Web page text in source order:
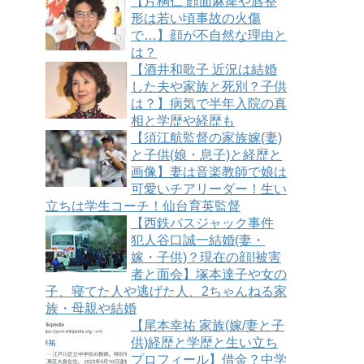
形は若い頃事故の火傷
で…】顔が不自然な理由と
は？
【酒井和歌子 近況は結婚
した夫や家族と死別？子供
は？】病気で半年入院の真
相と学歴や経歴も
【須江航監督の家族嫁(妻)
と子供(娘・息子)と経歴と
画像】妻は音楽教師で娘は
可愛いチアリーダー！生い
立ちは学生コーチ！仙台育英監督
【西鉄バスジャック事件
犯人谷口誠一結婚(妻・
嫁・子供)？現在の顔!被害
者と面会】塚本達子や女の
子、寝てた人や逃げた人、2ちゃんねる家
族・母親や結婚
【尾本幸祐 家族(嫁/妻と子
供)経歴と学歴と生い立ち
プロフィール】借金？中学